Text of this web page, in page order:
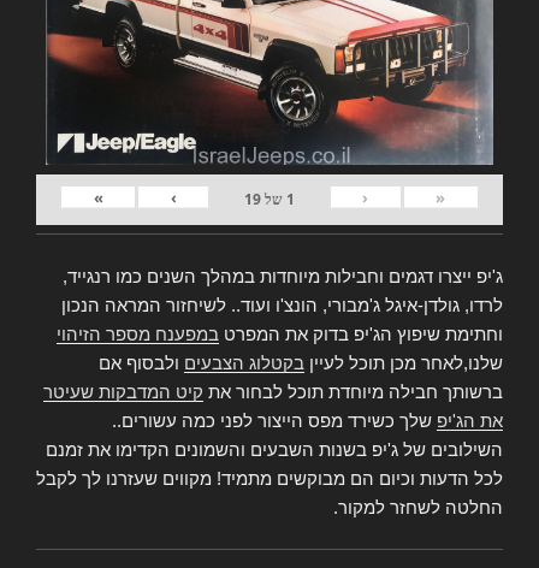
«
‹
1 של19
›
»
ג'יפ ייצרו דגמים וחבילות מיוחדות במהלך השנים כמו רנגייד,
לרדו, גולדן-איגל ג'מבורי, הונצ'ו ועוד.. לשיחזור המראה הנכון
וחתימת שיפוץ הג'יפ בדוק את המפרט במפענח מספר הזיהוי
שלנו,לאחר מכן תוכל לעיין בקטלוג הצבעים ולבסוף אם
ברשותך חבילה מיוחדת תוכל לבחור את קיט המדבקות שעיטר
את הג'יפ שלך כשירד מפס הייצור לפני כמה עשורים..
השילובים של ג'יפ בשנות השבעים והשמונים הקדימו את זמנם
לכל הדעות וכיום הם מבוקשים מתמיד! מקווים שעזרנו לך לקבל
החלטה לשחזר למקור.